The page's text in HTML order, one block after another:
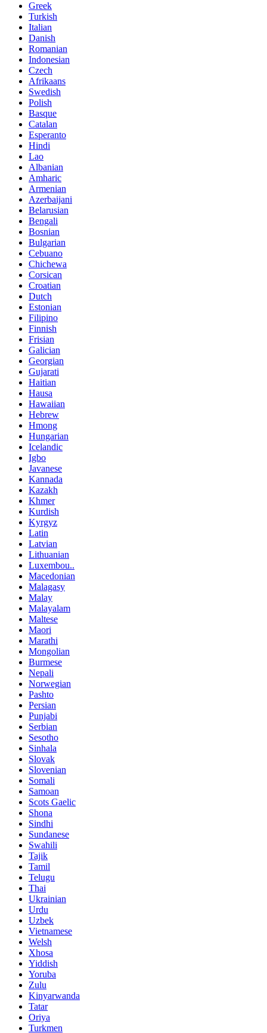
Greek
Turkish
Italian
Danish
Romanian
Indonesian
Czech
Afrikaans
Swedish
Polish
Basque
Catalan
Esperanto
Hindi
Lao
Albanian
Amharic
Armenian
Azerbaijani
Belarusian
Bengali
Bosnian
Bulgarian
Cebuano
Chichewa
Corsican
Croatian
Dutch
Estonian
Filipino
Finnish
Frisian
Galician
Georgian
Gujarati
Haitian
Hausa
Hawaiian
Hebrew
Hmong
Hungarian
Icelandic
Igbo
Javanese
Kannada
Kazakh
Khmer
Kurdish
Kyrgyz
Latin
Latvian
Lithuanian
Luxembou..
Macedonian
Malagasy
Malay
Malayalam
Maltese
Maori
Marathi
Mongolian
Burmese
Nepali
Norwegian
Pashto
Persian
Punjabi
Serbian
Sesotho
Sinhala
Slovak
Slovenian
Somali
Samoan
Scots Gaelic
Shona
Sindhi
Sundanese
Swahili
Tajik
Tamil
Telugu
Thai
Ukrainian
Urdu
Uzbek
Vietnamese
Welsh
Xhosa
Yiddish
Yoruba
Zulu
Kinyarwanda
Tatar
Oriya
Turkmen